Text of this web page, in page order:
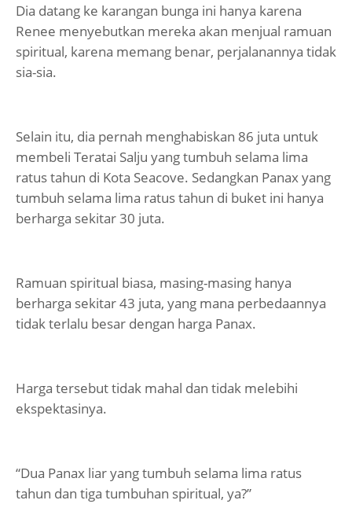
Dia datang ke karangan bunga ini hanya karena
Renee menyebutkan mereka akan menjual ramuan
spiritual, karena memang benar, perjalanannya tidak
sia-sia.
Selain itu, dia pernah menghabiskan 86 juta untuk
membeli Teratai Salju yang tumbuh selama lima
ratus tahun di Kota Seacove. Sedangkan Panax yang
tumbuh selama lima ratus tahun di buket ini hanya
berharga sekitar 30 juta.
Ramuan spiritual biasa, masing-masing hanya
berharga sekitar 43 juta, yang mana perbedaannya
tidak terlalu besar dengan harga Panax.
Harga tersebut tidak mahal dan tidak melebihi
ekspektasinya.
“Dua Panax liar yang tumbuh selama lima ratus
tahun dan tiga tumbuhan spiritual, ya?”